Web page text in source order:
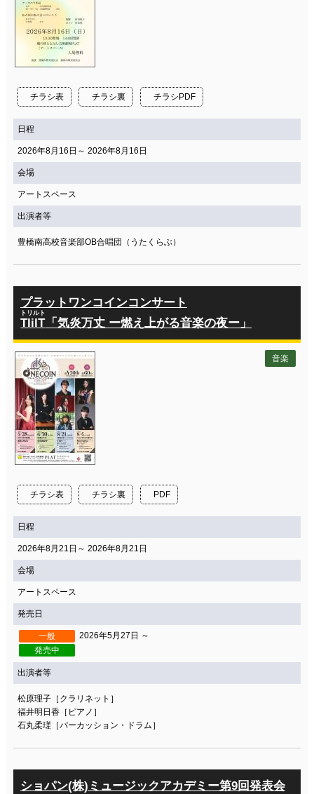
チラシ表 チラシ裏 チラシPDF
日程
2026年8月16日～ 2026年8月16日
会場
アートスペース
出演者等
豊橋南高校音楽部OB合唱団（うたくらぶ）
プラットワンコインコンサート
TlilT
トリルト
「気炎万丈 ー燃え上がる音楽の夜ー」
チラシ表 チラシ裏 PDF
音楽
日程
2026年8月21日～ 2026年8月21日
会場
アートスペース
発売日
一般
2026年5月27日 ～
発売中
出演者等
松原理子［クラリネット］
福井明日香［ピアノ］
石丸柔瑳［パーカッション・ドラム］
ショパン(株)ミュージックアカデミー第9回発表会